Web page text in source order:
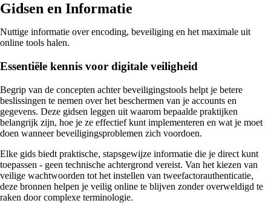
Gidsen en Informatie
Nuttige informatie over encoding, beveiliging en het maximale uit
online tools halen.
Essentiële kennis voor digitale veiligheid
Begrip van de concepten achter beveiligingstools helpt je betere
beslissingen te nemen over het beschermen van je accounts en
gegevens. Deze gidsen leggen uit waarom bepaalde praktijken
belangrijk zijn, hoe je ze effectief kunt implementeren en wat je moet
doen wanneer beveiligingsproblemen zich voordoen.
Elke gids biedt praktische, stapsgewijze informatie die je direct kunt
toepassen - geen technische achtergrond vereist. Van het kiezen van
veilige wachtwoorden tot het instellen van tweefactorauthenticatie,
deze bronnen helpen je veilig online te blijven zonder overweldigd te
raken door complexe terminologie.